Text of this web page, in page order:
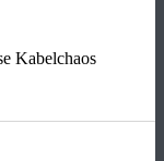
Kabelchaos